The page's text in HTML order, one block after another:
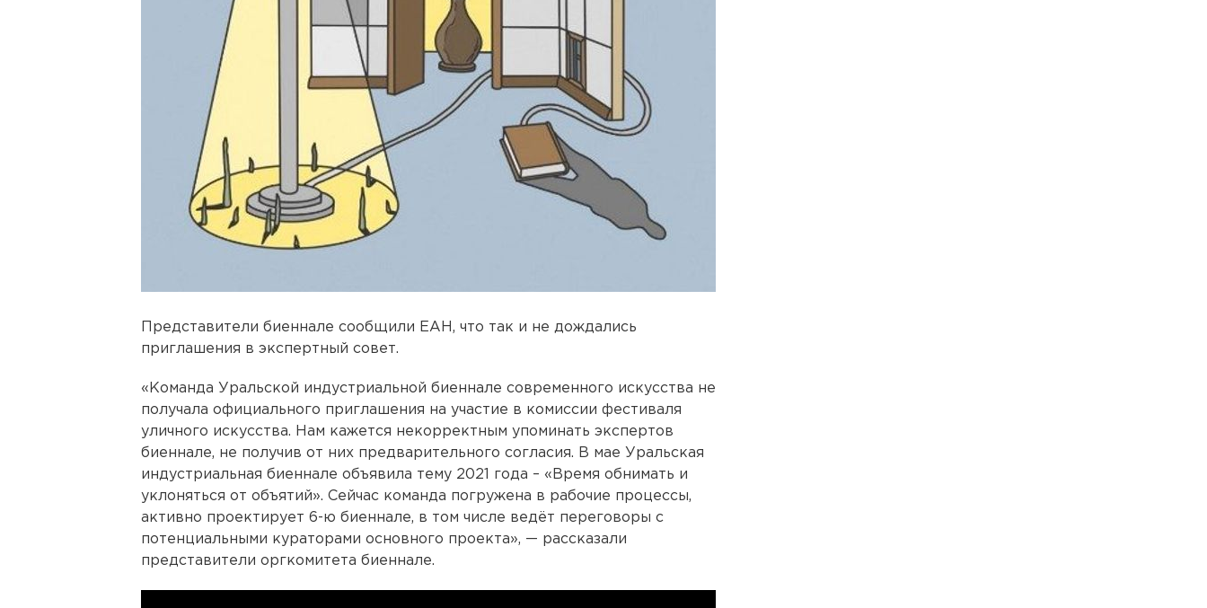
Представители биеннале сообщили ЕАН, что так и не дождались
приглашения в экспертный совет.
«Команда Уральской индустриальной биеннале современного искусства не
получала официального приглашения на участие в комиссии фестиваля
уличного искусства. Нам кажется некорректным упоминать экспертов
биеннале, не получив от них предварительного согласия. В мае Уральская
индустриальная биеннале объявила тему 2021 года – «Время обнимать и
уклоняться от объятий». Сейчас команда погружена в рабочие процессы,
активно проектирует 6-ю биеннале, в том числе ведёт переговоры с
потенциальными кураторами основного проекта», — рассказали
представители оргкомитета биеннале.